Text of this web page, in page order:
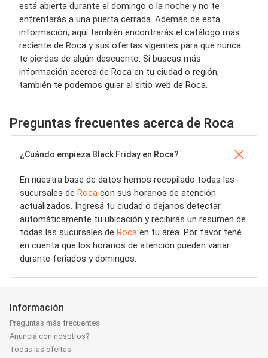
está abierta durante el domingo o la noche y no te
enfrentarás a una puerta cerrada. Además de esta
información, aquí también encontrarás el catálogo más
reciente de Roca y sus ofertas vigentes para que nunca
te pierdas de algún descuento. Si buscas más
información acerca de Roca en tu ciudad o región,
también te podemos guiar al sitio web de Roca.
Preguntas frecuentes acerca de Roca
¿Cuándo empieza Black Friday en Roca?
En nuestra base de datos hemos recopilado todas las
sucursales de Roca con sus horarios de atención
actualizados. Ingresá tu ciudad o dejanos detectar
automáticamente tu ubicación y recibirás un resumen de
todas las sucursales de Roca en tu área. Por favor tené
en cuenta que los horarios de atención pueden variar
durante feriados y domingos.
Información
Preguntas más frecuentes
Anunciá con nosotros?
Todas las ofertas